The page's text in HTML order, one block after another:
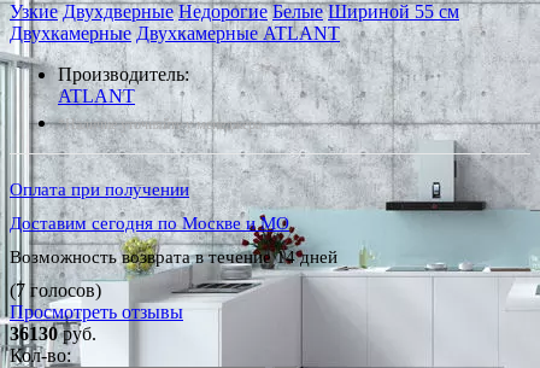
Узкие Двухдверные Недорогие Белые Шириной 55 см
Двухкамерные Двухкамерные ATLANT
Производитель:
ATLANT
*Наличие уточняйте у менеджера
Оплата при получении
Доставим сегодня по Москве и МО
Возможность возврата в течение 14 дней
(7 голосов)
Просмотреть отзывы
36130руб.
Кол-во: